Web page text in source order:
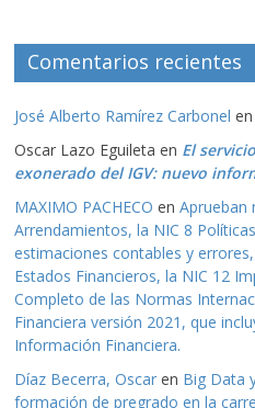
Comentarios recientes
José Alberto Ramírez Carbonel en
Oscar Lazo Eguileta en El
exonerado del IGV: nuevo
MAXIMO PACHECO enAprueban
Arrendamientos, la NIC 8
estimaciones contables y
Estados Financieros, la NIC 12
Completo de las Normas
Financiera versión 2021, que
Información Financiera.
Díaz Becerra, Oscar en Big Data
formación de pregrado en la